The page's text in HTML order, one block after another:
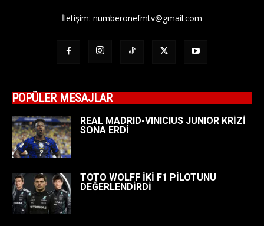
İletişim: numberonefmtv@gmail.com
POPÜLER MESAJLAR
REAL MADRID-VINICIUS JUNIOR KRİZİ
SONA ERDİ
TOTO WOLFF İKİ F1 PİLOTUNU
DEĞERLENDİRDİ